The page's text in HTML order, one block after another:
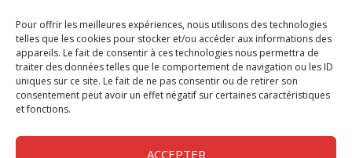
Pour offrir les meilleures expériences, nous utilisons des technologies
telles que les cookies pour stocker et/ou accéder aux informations des
appareils. Le fait de consentir à ces technologies nous permettra de
traiter des données telles que le comportement de navigation ou les ID
uniques sur ce site. Le fait de ne pas consentir ou de retirer son
consentement peut avoir un effet négatif sur certaines caractéristiques
et fonctions.
ACCEPTER
Chèque Compta
Chèque Emploi Spectacle
G-Pods
Profession Audio-visuel